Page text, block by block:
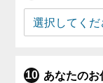
あなたのお